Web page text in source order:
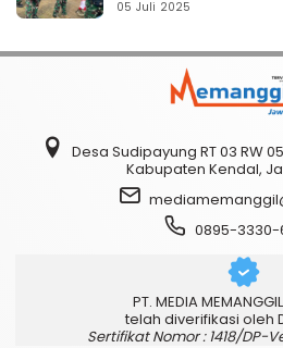
05 Juli 2025
Desa Sudipayung RT 03 RW
Kabupaten Kendal,
0895-3330-
PT. MEDIA
telah diverifikasi oleh
Sertifikat Nomor : 1418/DP-